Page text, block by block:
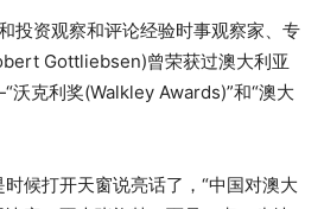
投资观察和评论经验时事观察家、专
Gottliebsen)曾荣获过澳大利亚
克利奖(Walkley Awards)”和“澳大
候打开天窗说亮话了，“中国对澳大